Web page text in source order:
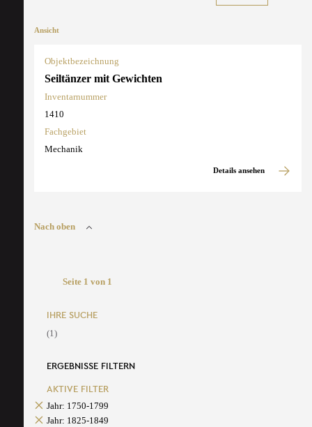
Ansicht
Objektbezeichnung
Seiltänzer mit Gewichten
Inventarnummer
1410
Fachgebiet
Mechanik
Details ansehen
Nach oben
Seite 1 von 1
IHRE SUCHE
(1)
ERGEBNISSE FILTERN
AKTIVE FILTER
Jahr: 1750-1799
Jahr: 1825-1849